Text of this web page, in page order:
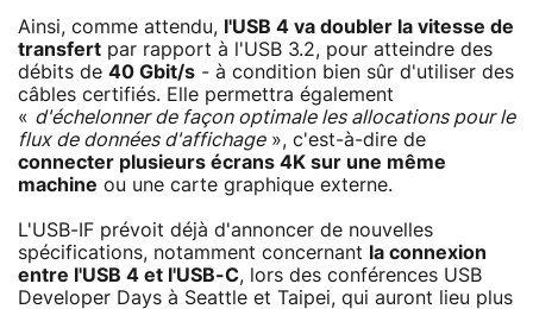
Ainsi, comme attendu, l'USB 4 va doubler la vitesse de
transfert par rapport à l'USB 3.2, pour atteindre des
débits de 40 Gbit/s - à condition bien sûr d'utiliser des
câbles certifiés. Elle permettra également
« d'échelonner de façon optimale les allocations pour le
flux de données d'affichage», c'est-à-dire de
connecter plusieurs écrans 4K sur une même
machine ou une carte graphique externe.
L'USB-IF prévoit déjà d'annoncer de nouvelles
spécifications, notamment concernant
la connexion
entre l'USB 4 et l'USB-C, lors des conférences USB
Developer Days à Seattle et Taipei, qui auront lieu plus